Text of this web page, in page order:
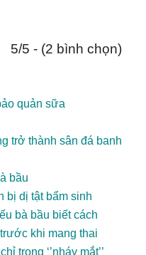
5/5 - (2 bình chọn)
quản sữa
trở thành sân đá banh
bầu
bị dị tật bẩm sinh
bà bầu biết cách
khi mang thai
trong ‘’nháy mắt’’